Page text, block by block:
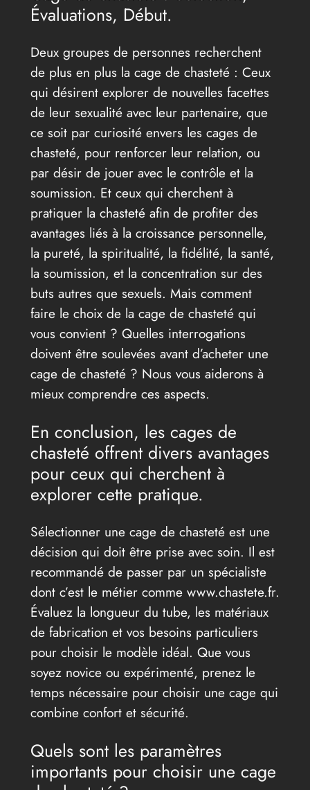
Évaluations, Début.
Deux groupes de personnes recherchent
de plus en plus la cage de chasteté : Ceux
qui désirent explorer de nouvelles facettes
de leur sexualité avec leur partenaire, que
ce soit par curiosité envers les cages de
chasteté, pour renforcer leur relation, ou
par désir de jouer avec le contrôle et la
soumission. Et ceux qui cherchent à
pratiquer la chasteté afin de profiter des
avantages liés à la croissance personnelle,
la pureté, la spiritualité, la fidélité, la santé,
la soumission, et la concentration sur des
buts autres que sexuels. Mais comment
faire le choix de la cage de chasteté qui
vous convient ? Quelles interrogations
doivent être soulevées avant d’acheter une
cage de chasteté ? Nous vous aiderons à
mieux comprendre ces aspects.
En conclusion, les cages de
chasteté offrent divers avantages
pour ceux qui cherchent à
explorer cette pratique.
Sélectionner une cage de chasteté est une
décision qui doit être prise avec soin. Il est
recommandé de passer par un spécialiste
dont c’est le métier comme www.chastete.fr.
Évaluez la longueur du tube, les matériaux
de fabrication et vos besoins particuliers
pour choisir le modèle idéal. Que vous
soyez novice ou expérimenté, prenez le
temps nécessaire pour choisir une cage qui
combine confort et sécurité.
Quels sont les paramètres
importants pour choisir une cage